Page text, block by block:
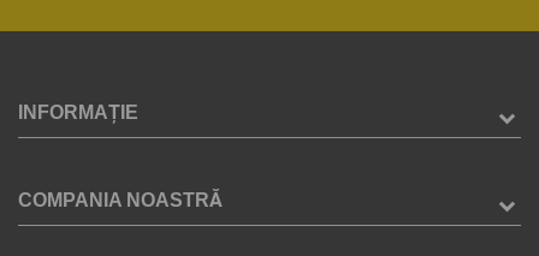
INFORMAȚIE
COMPANIA NOASTRĂ